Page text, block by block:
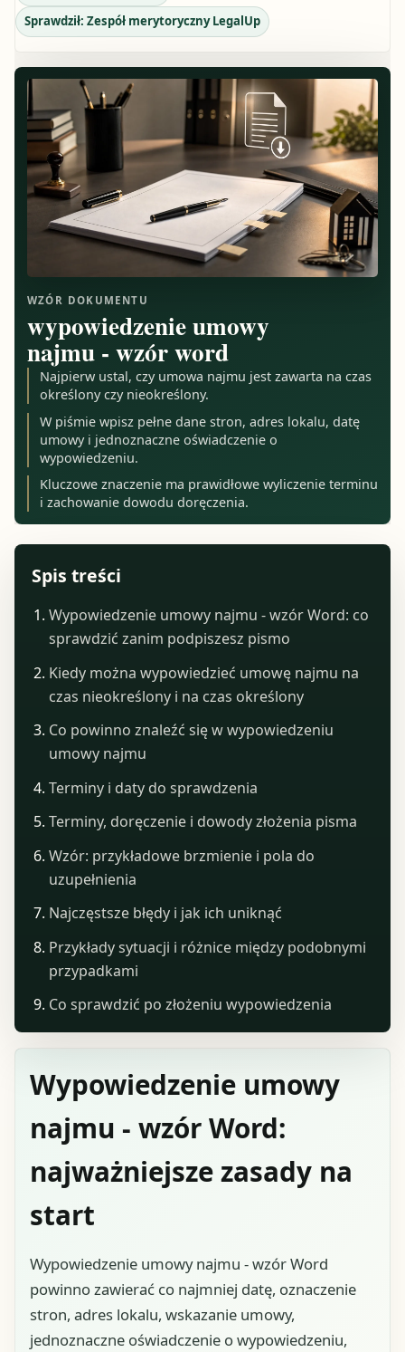
Sprawdził: Zespół merytoryczny LegalUp
WZÓR DOKUMENTU
wypowiedzenie umowy
najmu - wzór word
Najpierw ustal, czy umowa najmu jest zawarta na czas
określony czy nieokreślony.
W piśmie wpisz pełne dane stron, adres lokalu, datę
umowy i jednoznaczne oświadczenie o
wypowiedzeniu.
Kluczowe znaczenie ma prawidłowe wyliczenie terminu
i zachowanie dowodu doręczenia.
Wypowiedzenie umowy
najmu - wzór Word:
najważniejsze zasady na
start
Wypowiedzenie umowy najmu - wzór Word
powinno zawierać co najmniej datę, oznaczenie
stron, adres lokalu, wskazanie umowy,
jednoznaczne oświadczenie o wypowiedzeniu,
Spis treści
Wypowiedzenie umowy najmu - wzór Word: co
sprawdzić zanim podpiszesz pismo
Kiedy można wypowiedzieć umowę najmu na
czas nieokreślony i na czas określony
Co powinno znaleźć się w wypowiedzeniu
umowy najmu
Terminy i daty do sprawdzenia
Terminy, doręczenie i dowody złożenia pisma
Wzór: przykładowe brzmienie i pola do
uzupełnienia
Najczęstsze błędy i jak ich uniknąć
Przykłady sytuacji i różnice między podobnymi
przypadkami
Co sprawdzić po złożeniu wypowiedzenia